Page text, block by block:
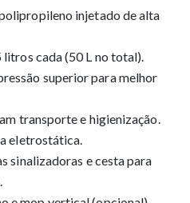
injetado de alta
cada (50 L no total).
superior para melhor
transporte e higienização.
eletrostática.
sinalizadoras e cesta para